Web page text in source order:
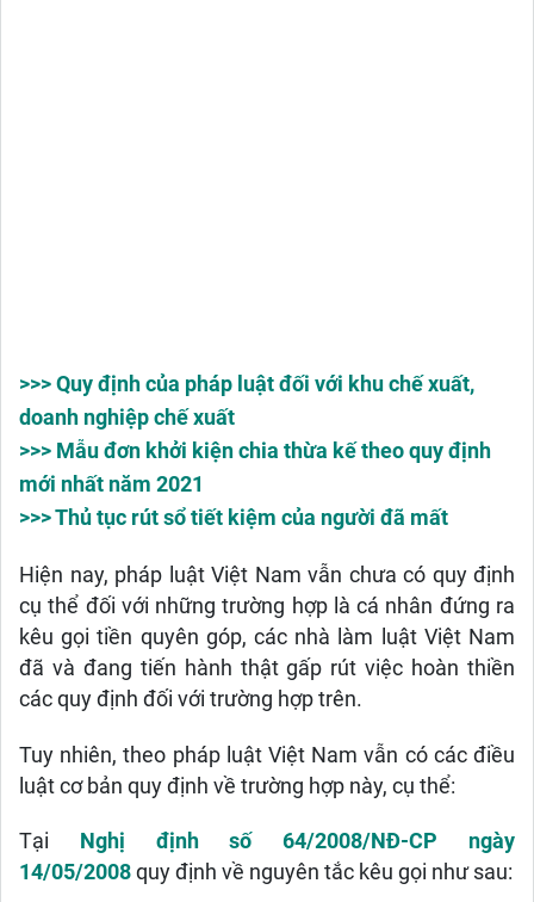
>>> Quy định của pháp luật đối với khu chế xuất,
doanh nghiệp chế xuất
>>> Mẫu đơn khởi kiện chia thừa kế theo quy định
mới nhất năm 2021
>>> Thủ tục rút sổ tiết kiệm của người đã mất
Hiện nay, pháp luật Việt Nam vẫn chưa có quy định
cụ thể đối với những trường hợp là cá nhân đứng ra
kêu gọi tiền quyên góp, các nhà làm luật Việt Nam
đã và đang tiến hành thật gấp rút việc hoàn thiền
các quy định đối với trường hợp trên.
Tuy nhiên, theo pháp luật Việt Nam vẫn có các điều
luật cơ bản quy định về trường hợp này, cụ thể:
Tại
Nghị định số 64/2008/NĐ-CP ngày
14/05/2008 quy định về nguyên tắc kêu gọi như sau: